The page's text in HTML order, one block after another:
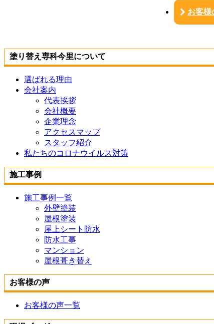
お客様
塗り替え専科今里について
選ばれる理由
会社案内
代表挨拶
会社概要
企業理念
アクセスマップ
スタッフ紹介
私たちのコロナウイルス対策
施工事例
施工事例一覧
外壁塗装
屋根塗装
屋上シート防水
防水工事
マンション
屋根葺き替え
お客様の声
お客様の声一覧